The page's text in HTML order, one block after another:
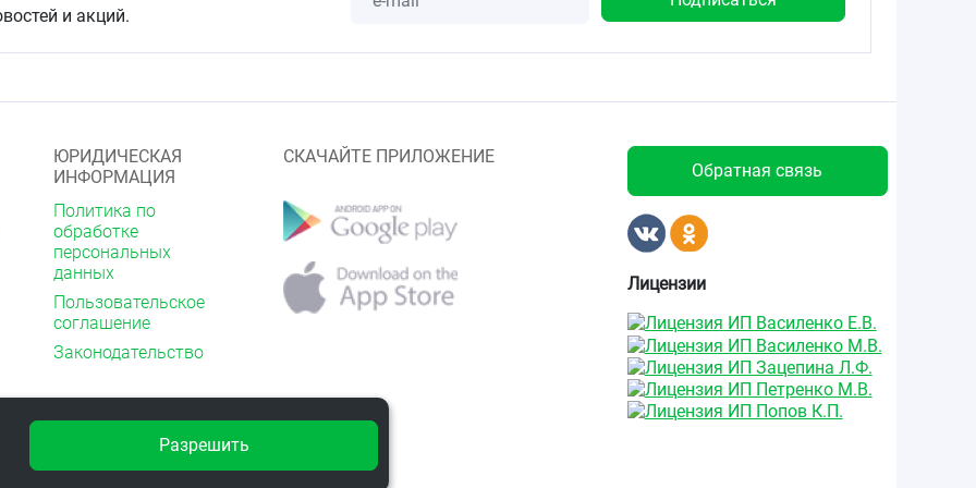
проконсультироваться с врачом-педиатром.
и акций.
ЮРИДИЧЕСКАЯ
ИНФОРМАЦИЯ
Политика по
обработке
персональных
данных
Пользовательское
соглашение
Законодательство
СКАЧАЙТЕ ПРИЛОЖЕНИЕ
Обратная связь
Лицензии
Разрешить